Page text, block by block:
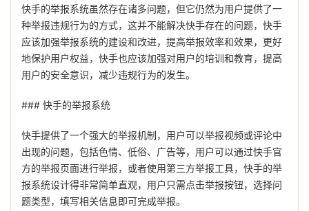
快手的举报系统虽然存在诸多问题，但它仍然为用户提供了一
种举报违规行为的方式，这并不能解决快手存在的问题，快手
应该加强举报系统的建设和改进，提高举报效率和效果，更好
地保护用户权益，快手也应该加强对用户的培训和教育，提高
用户的安全意识，减少违规行为的发生。
### 快手的举报系统
快手提供了一个强大的举报机制，用户可以举报视频或评论中
出现的问题，包括色情、低俗、广告等，用户可以通过快手官
方的举报页面进行举报，或者使用第三方举报工具，快手的举
报系统设计得非常简单直观，用户只需点击举报按钮，选择问
题类型，填写相关信息即可完成举报。